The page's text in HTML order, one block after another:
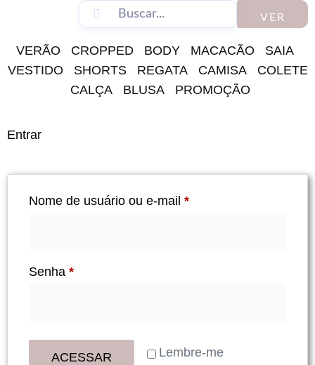
VER
VERÃO CROPPED BODY MACACÃO
SAIA
VESTIDO
SHORTS REGATA CAMISA
COLETE
CALÇA
BLUSA PROMOÇÃO
Entrar
Nome de usuário ou e-mail *
Senha *
Lembre-me
ACESSAR